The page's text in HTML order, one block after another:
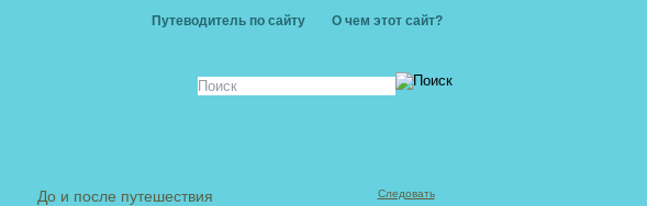
Путеводитель по сайту О чем этот сайт?
До и после путешествия
Следовать